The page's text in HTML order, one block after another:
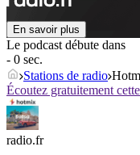
En savoir plus
Le podcast débute dans
- 0 sec.
Stations de radio
Écoutez gratuitement
radio.fr